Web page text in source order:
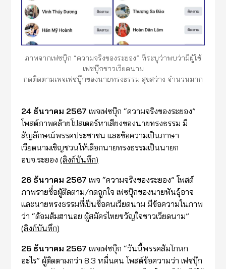
ภาพจากเฟซบุ๊ก “ความจริงของระยอง” ที่ระบุว่าพบว่ามีผู้ใช้
เฟซบุ๊กชาวเวียดนาม
กดติดตามเพจเฟซบุ๊กของนายทรงธรรม สุขสว่าง จำนวนมาก
24 ธันวาคม 2567 เพจเฟซบุ๊ก “ความจริงของระยอง”
โพสต์ภาพคล้ายโปสเตอร์หาเสียงของนายทรงธรรม มี
สัญลักษณ์พรรคประชาชน และข้อความเป็นภาษา
เวียดนามเชิญชวนให้เลือกนายทรงธรรมเป็นนายก
อบจ.ระยอง(ลิงก์บันทึก)
26 ธันวาคม 2567เพจ “ความจริงของระยอง” โพสต์
ภาพรายชื่อผู้ติดตาม/กดถูกใจ เฟซบุ๊กของนายพันธุ์อาจ
และนายทรงธรรมที่เป็นชื่อคนเวียดนาม มีข้อความในภาพ
ว่า “ด้อมส้มฮานอย ผู้สมัครไทยขวัญใจชาวเวียดนาม”
(ลิงก์บันทึก)
26 ธันวาคม 2567เพจเฟซบุ๊ก “วันนี้พรรคส้มโกหก
อะไร” ผู้ติดตามกว่า 8.3 หมื่นคน โพสต์ข้อความว่า เฟซบุ๊ก